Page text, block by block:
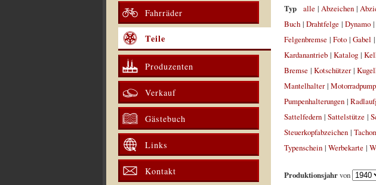
Fahrräder
Teile
Produzenten
Verkauf
Gästebuch
Links
Kontakt
Typ alle| Abzeichen|
Buch| Drahtfelge| Dynamo|
Felgenbremse| Foto| Gabel |
Kardanantrieb| Katalog|
Bremse| Kotschützer|
Mantelhalter|
Pumpenhalterungen|
Sattelfedern| Sattelstütze|
Steuerkopfabzeichen|
Typenschein| Werbekarte|
Produktionsjahrvon